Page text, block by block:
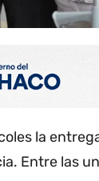
la
Entre las